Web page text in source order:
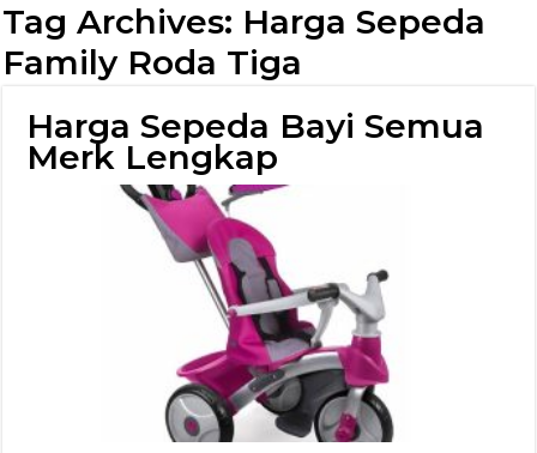
Tag Archives: Harga Sepeda
Family Roda Tiga
Harga Sepeda Bayi Semua
Merk Lengkap